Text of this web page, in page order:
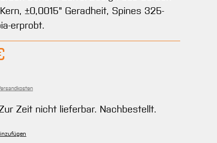
±0,0015" Geradheit, Spines 325-
erprobt.
Zeit nicht lieferbar. Nachbestellt.